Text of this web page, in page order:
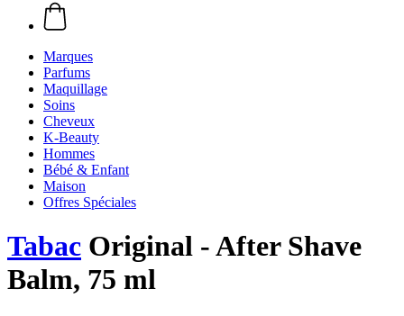
Marques
Parfums
Maquillage
Soins
Cheveux
K-Beauty
Hommes
Bébé & Enfant
Maison
Offres Spéciales
Tabac Original - After Shave
Balm, 75 ml